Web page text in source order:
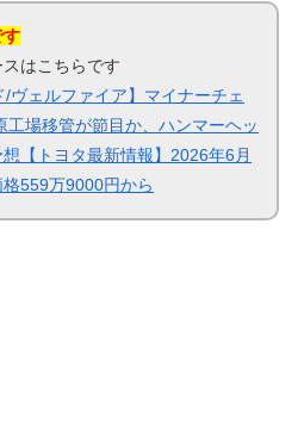
す
はこちらです
ヴェルファイア】マイナーチェ
工場移管が節目か、ハンマーヘッ
【トヨタ最新情報】2026年6月
559万9000円から